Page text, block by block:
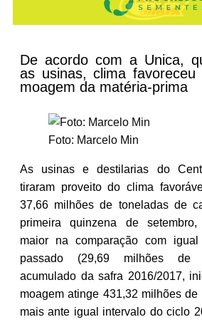
De acordo com a Unica,
as usinas, clima
moagem da matéria-prima
Foto: Marcelo Min
As usinas e destilarias do
tiraram proveito do clima
37,66 milhões de toneladas de
primeira quinzena de
maior na comparação com
passado (29,69 milhões de
acumulado da safra 2016/2017,
moagem atinge 431,32 milhões de
mais ante igual intervalo do ciclo